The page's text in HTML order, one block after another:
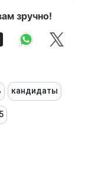
зручно!
кандидаты